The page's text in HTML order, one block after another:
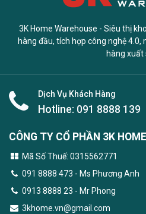
3K Home Warehouse - Siêu thị
hàng đầu, tích hợp công nghệ
hàng xuất
Dịch Vụ Khách Hàng
Hotline: 091 8888 139
CÔNG TY CỔ PHẦN 3K HOME
Mã Số Thuế: 0315562771
091 8888 473 - Ms Phương Anh
0913 8888 23 - Mr Phong
3khome.vn@gmail.com